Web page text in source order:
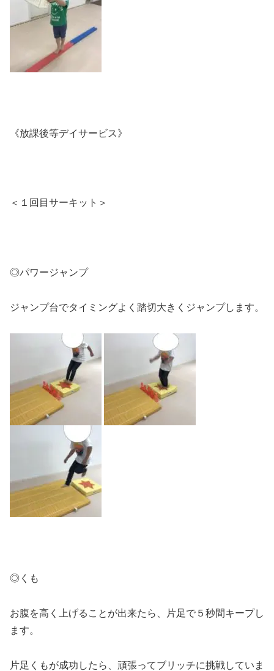
《放課後等デイサービス》
＜１回目サーキット＞
◎パワージャンプ
ジャンプ台でタイミングよく踏切大きくジャンプします。
◎くも
お腹を高く上げることが出来たら、片足で５秒間キープし
ます。
片足くもが成功したら、頑張ってブリッチに挑戦していま